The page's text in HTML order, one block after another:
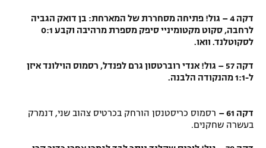
דקה 4 – גול! פתיחה מסחררת של המארחת: בן דואק הגביה
לרחבה, סקוט מקטומיניי סיפק מספרת מרהיבה וקבע 0:1
לסקוטלנד. וואו.
דקה 57 – גול! אנדי רוברטסון גרם לפנדל, רסמוס הוילונד איזן
ל-1:1 מהנקודה הלבנה.
דקה 61 –
רסמוס כריסטנסן הורחק בכרטיס צהוב שני, דנמרק
בעשרה שחקנים.